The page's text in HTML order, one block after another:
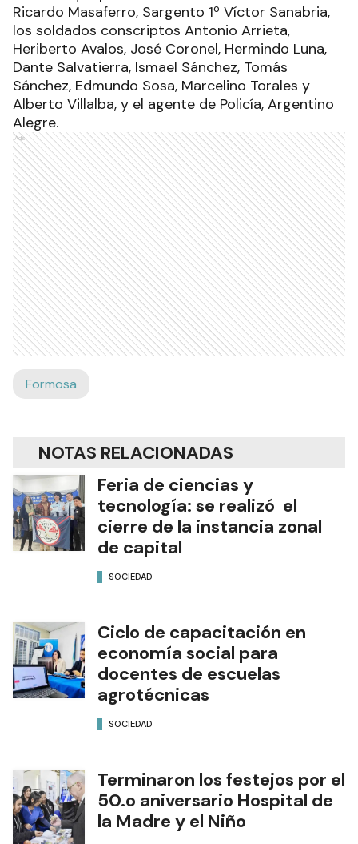
Ricardo Masaferro, Sargento 1º Víctor Sanabria,
los soldados conscriptos Antonio Arrieta,
Heriberto Avalos, José Coronel, Hermindo Luna,
Dante Salvatierra, Ismael Sánchez, Tomás
Sánchez, Edmundo Sosa, Marcelino Torales y
Alberto Villalba, y el agente de Policía, Argentino
Alegre.
Ads
Formosa
NOTAS RELACIONADAS
Feria de ciencias y
tecnología: se realizó el
cierre de la instancia zonal
de capital
SOCIEDAD
Ciclo de capacitación en
economía social para
docentes de escuelas
agrotécnicas
SOCIEDAD
Terminaron los festejos por el
50.o aniversario Hospital de
la Madre y el Niño